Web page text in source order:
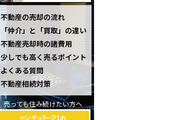
不動産の売却の流れ
「仲介」と「買取」の違い
不動産売却時の諸費用
少しでも高く売るポイント
よくある質問
不動産相続対策
売っても住み続けたい方へ